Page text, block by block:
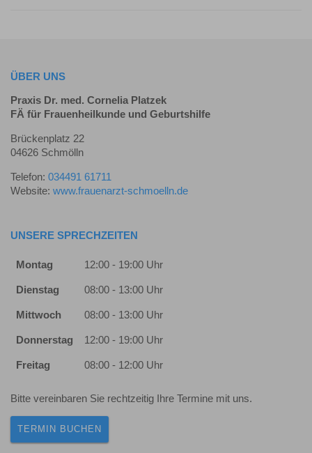
ÜBER UNS
Praxis Dr. med. Cornelia Platzek
FÄ für Frauenheilkunde und Geburtshilfe
Brückenplatz 22
04626 Schmölln
Telefon: 034491 61711
Website: www.frauenarzt-schmoelln.de
UNSERE SPRECHZEITEN
Montag 12:00 - 19:00 Uhr
Dienstag 08:00 - 13:00 Uhr
Mittwoch 08:00 - 13:00 Uhr
Donnerstag 12:00 - 19:00 Uhr
Freitag 08:00 - 12:00 Uhr
Bitte vereinbaren Sie rechtzeitig Ihre Termine mit uns.
TERMIN BUCHEN